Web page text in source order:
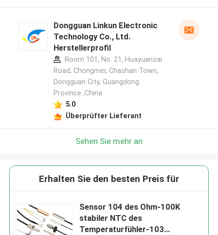
Dongguan Linkun Electronic
Technology Co., Ltd.
Herstellerprofil
Room 101, No. 21, Huayuanzai
Road, Chongmei, Chashan Town,
Dongguan City, Guangdong
Province ,China
5.0
Überprüfter Lieferant
Sehen Sie mehr an
Erhalten Sie den besten Preis für
Sensor 104 des Ohm-100K
stabiler NTC des
Temperaturfühler-103